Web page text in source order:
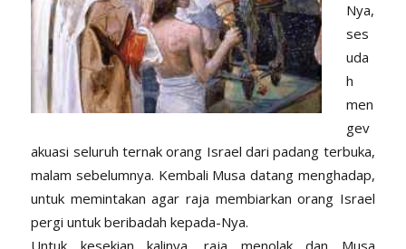
Nya,
ses
uda
h
men
gev
akuasi seluruh ternak orang Israel dari padang terbuka,
malam sebelumnya. Kembali Musa datang menghadap,
untuk memintakan agar raja membiarkan orang Israel
pergi untuk beribadah kepada-Nya.